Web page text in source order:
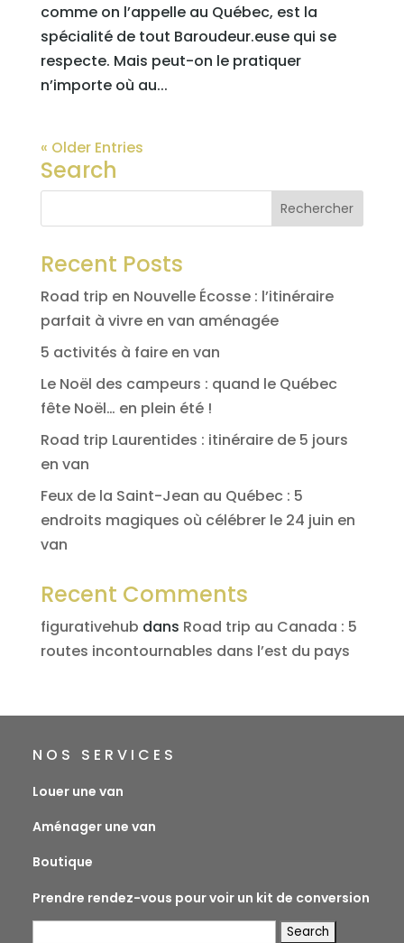
comme on l’appelle au Québec, est la
spécialité de tout Baroudeur.euse qui se
respecte. Mais peut-on le pratiquer
n’importe où au...
« Older Entries
Search
Recent Posts
Road trip en Nouvelle Écosse : l’itinéraire
parfait à vivre en van aménagée
5 activités à faire en van
Le Noël des campeurs : quand le Québec
fête Noël… en plein été !
Road trip Laurentides : itinéraire de 5 jours
en van
Feux de la Saint-Jean au Québec : 5
endroits magiques où célébrer le 24 juin en
van
Recent Comments
figurativehub dans Road trip au Canada : 5
routes incontournables dans l’est du pays
NOS SERVICES
Louer une van
Aménager une van
Boutique
Prendre rendez-vous pour voir un kit de conversion